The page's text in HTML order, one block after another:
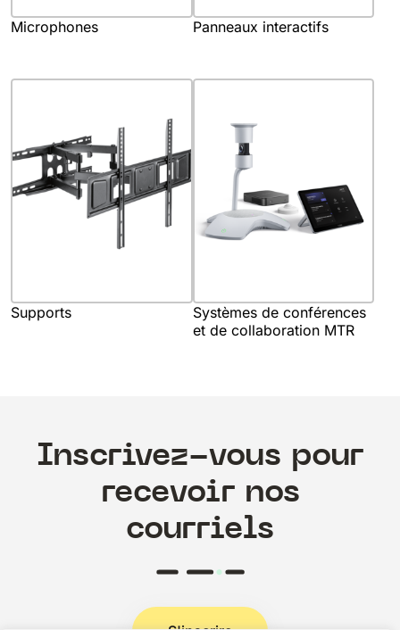
Microphones Panneaux interactifs
Supports
Systèmes de conférences
et de collaboration MTR
Inscrivez-vous pour
recevoir nos
courriels